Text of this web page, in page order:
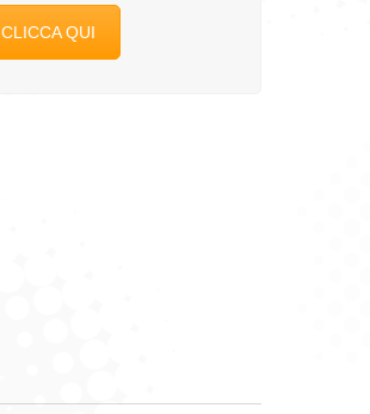
CLICCA QUI